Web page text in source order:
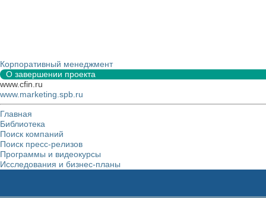
Корпоративный менеджмент
О завершении проекта
www.cfin.ru
www.marketing.spb.ru
Главная
Библиотека
Поиск компаний
Поиск пресс-релизов
Программы и видеокурсы
Исследования и бизнес-планы